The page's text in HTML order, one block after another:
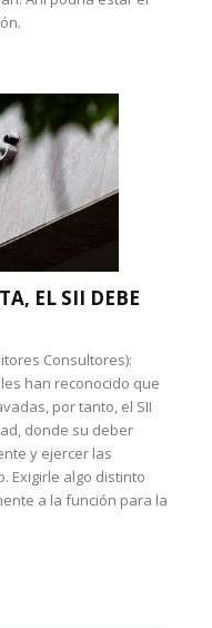
EL SII DEBE
Consultores):
han reconocido que
por tanto, el SII
donde su deber
y ejercer las
Exigirle algo distinto
a la función para la